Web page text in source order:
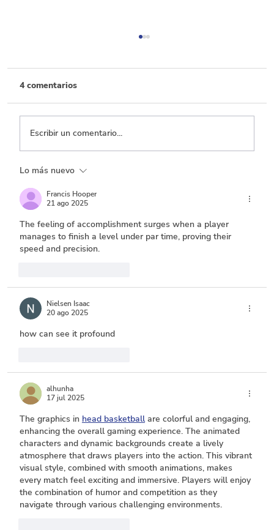
dejan de percibir por beneficios
tributarios
4 comentarios
Escribir un comentario...
Lo más nuevo
Francis Hooper
21 ago 2025
The feeling of accomplishment surges when a player
manages to finish a level under par time, proving their
speed and precision.
Nielsen Isaac
20 ago 2025
how can see it profound
alhunha
17 jul 2025
The graphics in head basketball are colorful and engaging,
enhancing the overall gaming experience. The animated
characters and dynamic backgrounds create a lively
atmosphere that draws players into the action. This vibrant
visual style, combined with smooth animations, makes
every match feel exciting and immersive. Players will enjoy
the combination of humor and competition as they
navigate through various challenging environments.